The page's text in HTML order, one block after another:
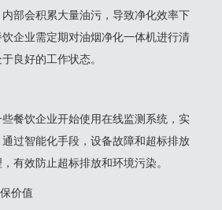
部会积累大量油污，导致净化效率下
企业需定期对油烟净化一体机进行清
良好的工作状态。
餐饮企业开始使用在线监测系统，实
过智能化手段，设备故障和超标排放
有效防止超标排放和环境污染。
价值